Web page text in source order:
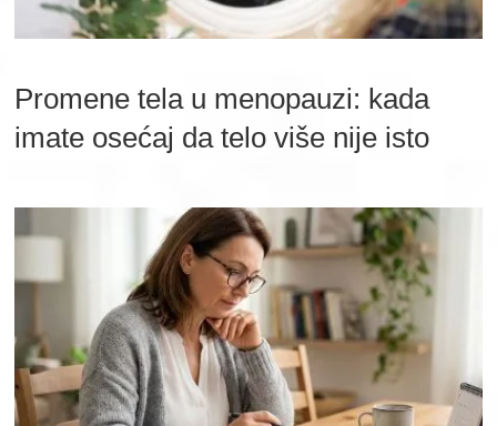
Promene tela u menopauzi: kada
imate osećaj da telo više nije isto